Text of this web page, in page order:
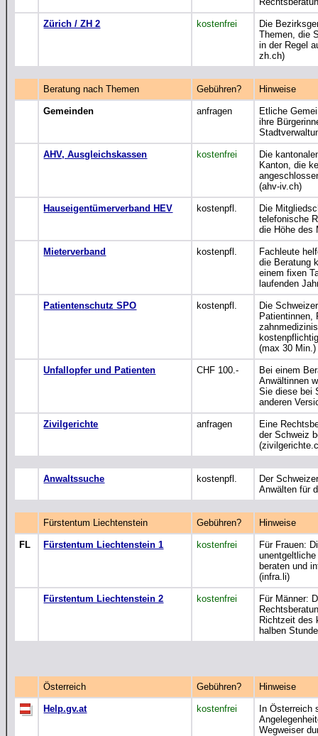
Zürich / ZH 2 kostenfrei
Die
Themen, die
in der Regel
zh.ch)
Beratung nach Themen Gebühren? Hinweise
Gemeinden anfragen
Etliche
ihre
AHV, Ausgleichskassen kostenfrei
Die
Kanton, die
(ahv-iv.ch)
Hauseigentümerverband HEV kostenpfl.
Die
telefonische
die Höhe des
Mieterverband kostenpfl.
Fachleute
die Beratung
einem fixen
laufenden
Patientenschutz SPO kostenpfl.
Die
Patientinnen,
(max 30
Unfallopfer und Patienten CHF 100.-
Bei einem
Anwältinnen
Sie diese bei
anderen
Zivilgerichte anfragen
Eine
der Schweiz
Anwaltssuche kostenpfl.
Der
Anwälten für
Fürstentum Liechtenstein Gebühren? Hinweise
FL Fürstentum Liechtenstein 1 kostenfrei
Für Frauen:
beraten und
(infra.li)
Fürstentum Liechtenstein 2 kostenfrei
Für Männer:
Richtzeit des
halben
Österreich Gebühren? Hinweise
Help.gv.at kostenfrei
In Österreich
Wegweiser